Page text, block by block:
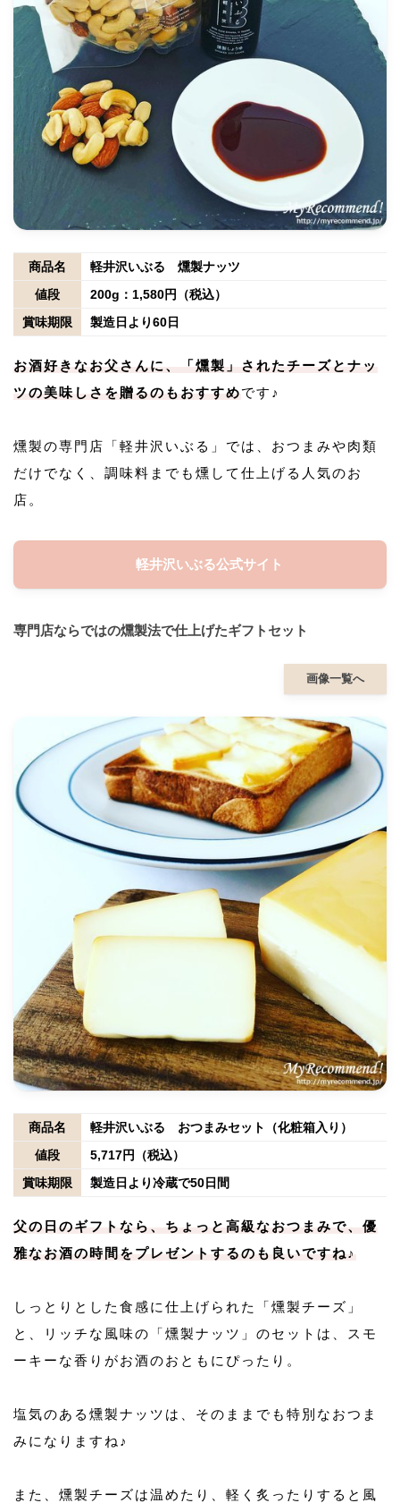
商品名
軽井沢いぶる 燻製ナッツ
値段
200g：1,580円（税込）
賞味期限
製造日より60日
お酒好きなお父さんに、「燻製」されたチーズとナッ
ツの美味しさを贈るのもおすすめです♪
燻製の専門店「軽井沢いぶる」では、おつまみや肉類
だけでなく、調味料までも燻して仕上げる人気のお
店。
軽井沢いぶる公式サイト
専門店ならではの燻製法で仕上げたギフトセット
画像一覧へ
商品名
軽井沢いぶる おつまみセット（化粧箱入り）
値段
5,717円（税込）
賞味期限
製造日より冷蔵で50日間
父の日のギフトなら、ちょっと高級なおつまみで、優
雅なお酒の時間をプレゼントするのも良いですね♪
しっとりとした食感に仕上げられた「燻製チーズ」
と、リッチな風味の「燻製ナッツ」のセットは、スモ
ーキーな香りがお酒のおともにぴったり。
塩気のある燻製ナッツは、そのままでも特別なおつま
みになりますね♪
また、燻製チーズは温めたり、軽く炙ったりすると風